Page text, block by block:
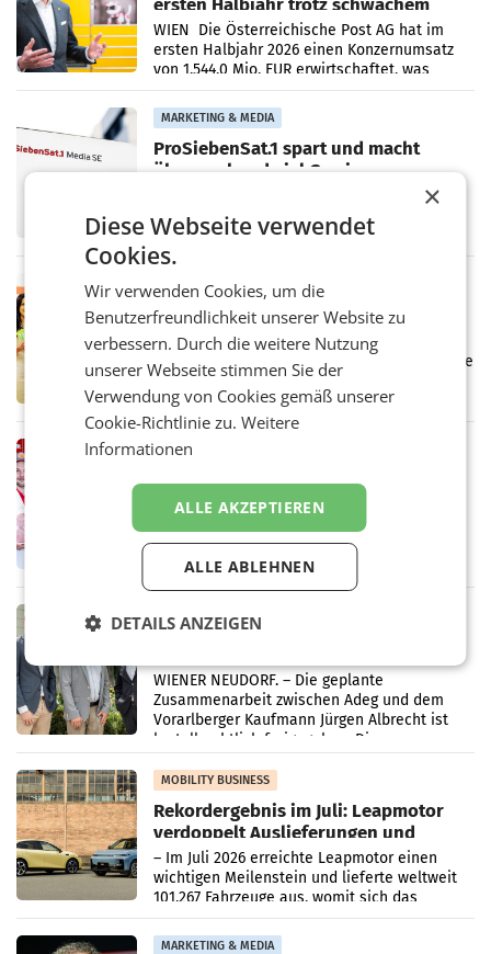
ersten Halbjahr trotz schwachem
Briefgeschäft
WIEN Die Österreichische Post AG hat im
ersten Halbjahr 2026 einen Konzernumsatz
von 1.544,0 Mio. EUR erwirtschaftet, was
einem Plus von 3,8 Prozent gegenüber dem
Vergleichszeitraum
MARKETING & MEDIA
ProSiebenSat.1 spart und macht
überraschend viel Gewinn
UNTERFÖHRING/MAILAND/AMSTERDAM. Der
Frühjahr dank Kostensenkungen operativ
Markterwartung deutlich übertroffen.
RETAIL
Eine Bühne für Zirkularität: ARA und
Müller informieren am POS über
Kreislauffähigkeit
Über den gesamten August hinweg rücken die
Altstoff Recycling Austria AG (ARA) und der
Handelskonzern Müller die Initiative
„Kreislauf-Helden“ in allen österreichischen
RETAIL
Penny modernisiert zwei Filialen in
Ober- und Niederösterreich
WIENER NEUDORF. – Im Rahmen einer
laufenden Modernisierungsoffensive
erneuert Penny zwei Filialen in Nieder- und
Oberösterreich. Die beiden Standorte liegen
in Haag sowie im rund
RETAIL
Albrecht setzt ab 1.1.2027 auf Adeg
WIENER NEUDORF. – Die geplante
Zusammenarbeit zwischen Adeg und dem
Vorarlberger Kaufmann Jürgen Albrecht ist
kartellrechtlich freigegeben: Die
Bundeswettbewerbsbehörde und der
Bundeskartellanwalt
MOBILITY BUSINESS
Rekordergebnis im Juli: Leapmotor
verdoppelt Auslieferungen und
überschreitet die 100.000er-Marke
– Im Juli 2026 erreichte Leapmotor einen
wichtigen Meilenstein und lieferte weltweit
101.267 Fahrzeuge aus, womit sich das
Ergebnis gegenüber Juli 2025 mehr als
verdoppelte (+102
MARKETING & MEDIA
×
Diese Webseite verwendet
Cookies.
Wir verwenden Cookies, um die
Benutzerfreundlichkeit unserer Website zu
verbessern. Durch die weitere Nutzung
unserer Webseite stimmen Sie der
Verwendung von Cookies gemäß unserer
Cookie-Richtlinie zu.Weitere
Informationen
ALLE AKZEPTIEREN
ALLE ABLEHNEN
DETAILS ANZEIGEN